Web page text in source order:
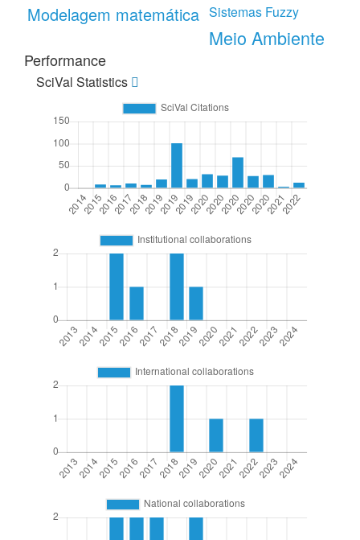
Modelagem matemática Sistemas Fuzzy
Meio Ambiente
Performance
SciVal Statistics